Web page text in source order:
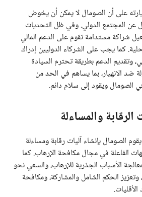
على أن الصومال لا يمكن أن يخوض
عن المجتمع الدولي. وفي ظل التحديات
شراكة مستدامة تقوم على الدعم المالي
كما يجب على الشركاء الدوليين إدراك
وتقديم الدعم بطريقة تحترم السيادة
ضد الانهيار، بما يساهم في الحد من
الصومال ويقود إلى سلام دائم.
والمساءلة
الصومال بإنشاء آليات رقابة ومساءلة
الفاعلة في مجال مكافحة الإرهاب. كما
الأسباب الجذرية للإرهاب، والسعي نحو
وتعزيز الحكم الشامل والمشاركة، ومكافحة